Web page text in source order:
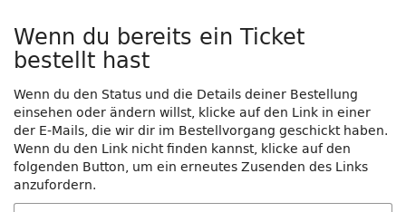
Wenn du bereits ein Ticket
bestellt hast
Wenn du den Status und die Details deiner Bestellung
einsehen oder ändern willst, klicke auf den Link in einer
der E-Mails, die wir dir im Bestellvorgang geschickt haben.
Wenn du den Link nicht finden kannst, klicke auf den
folgenden Button, um ein erneutes Zusenden des Links
anzufordern.